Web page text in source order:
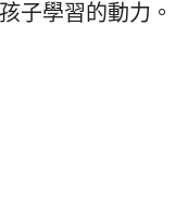
子學習的動力。